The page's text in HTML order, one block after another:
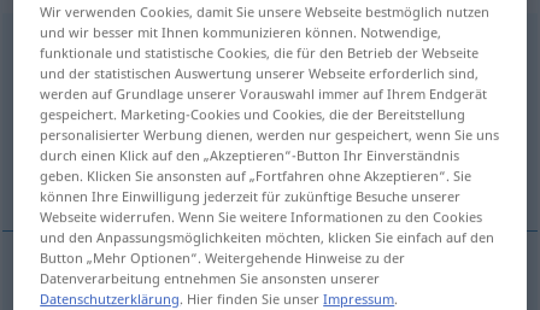
aufspalten <irr odregelm>
Übersicht aller Übersetzungen
(Für mehr Details die Übersetzung anklicken/antippen)
rozštĕpit se
Beispiele
Wir verwenden Cookies, damit Sie unsere Webseite bestmöglich nutzen
und wir besser mit Ihnen kommunizieren können. Notwendige,
funktionale und statistische Cookies, die für den Betrieb der Webseite
und der statistischen Auswertung unserer Webseite erforderlich sind,
werden auf Grundlage unserer Vorauswahl immer auf Ihrem Endgerät
gespeichert. Marketing-Cookies und Cookies, die der Bereitstellung
personalisierter Werbung dienen, werden nur gespeichert, wenn Sie uns
durch einen Klick auf den „Akzeptieren“-Button Ihr Einverständnis
geben. Klicken Sie ansonsten auf „Fortfahren ohne Akzeptieren“. Sie
können Ihre Einwilligung jederzeit für zukünftige Besuche unserer
Webseite widerrufen. Wenn Sie weitere Informationen zu den Cookies
und den Anpassungsmöglichkeiten möchten, klicken Sie einfach auf den
Button „Mehr Optionen“. Weitergehende Hinweise zu der
Datenverarbeitung entnehmen Sie ansonsten unserer
Datenschutzerklärung. Hier finden Sie unserImpressum.